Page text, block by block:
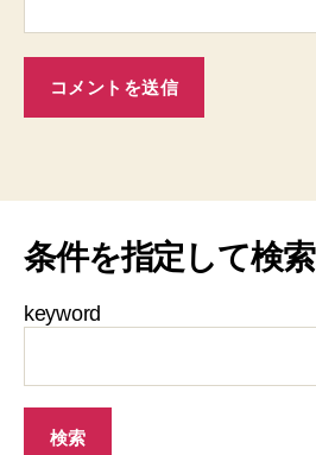
条件を指定して検索
keyword